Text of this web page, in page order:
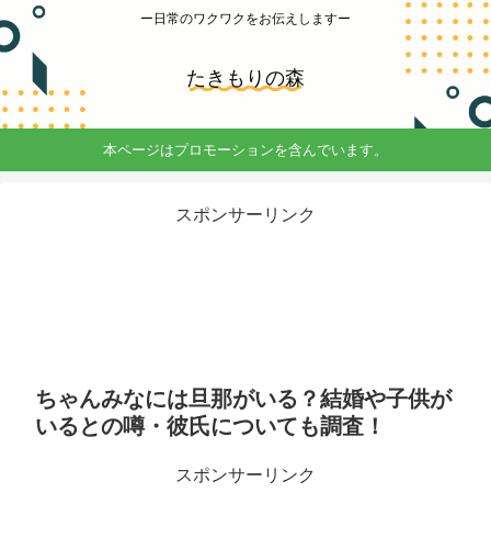
ー日常のワクワクをお伝えしますー
たきもりの森
本ページはプロモーションを含んでいます。
スポンサーリンク
ちゃんみなには旦那がいる？結婚や子供が
いるとの噂・彼氏についても調査！
スポンサーリンク